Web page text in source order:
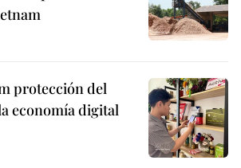
protección del
economía digital